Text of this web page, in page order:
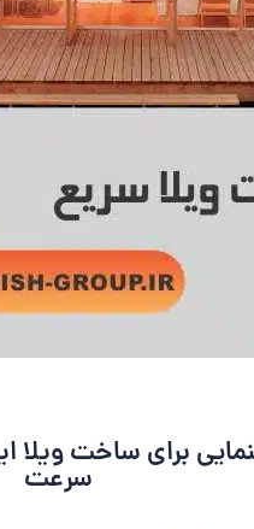
برای ساخت ویلا
سرعت